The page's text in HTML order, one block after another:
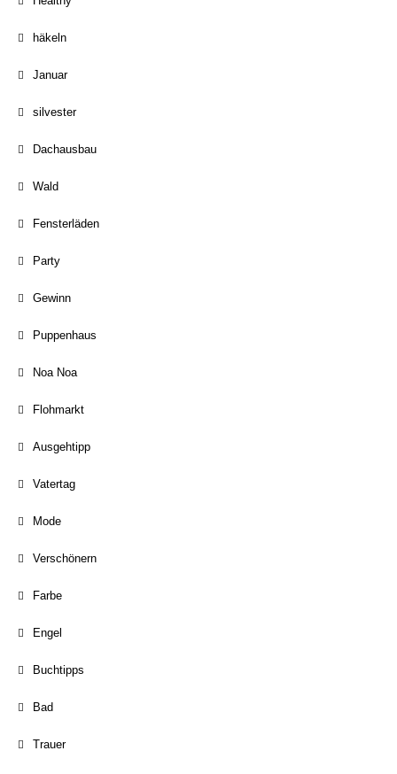
häkeln
Januar
silvester
Dachausbau
Wald
Fensterläden
Party
Gewinn
Puppenhaus
Noa Noa
Flohmarkt
Ausgehtipp
Vatertag
Mode
Verschönern
Farbe
Engel
Buchtipps
Bad
Trauer